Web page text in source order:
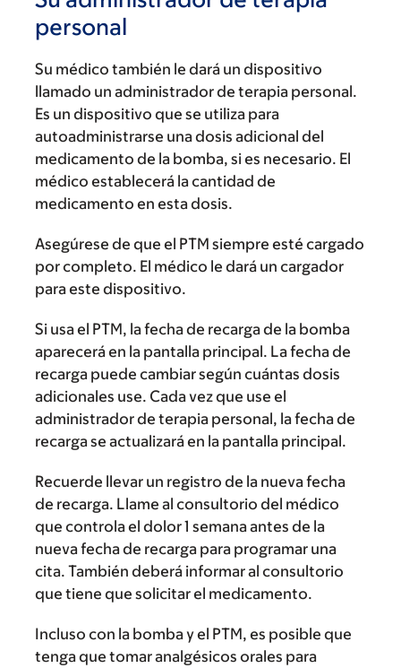
personal
Su médico también le dará un dispositivo
llamado un administrador de terapia personal.
Es un dispositivo que se utiliza para
autoadministrarse una dosis adicional del
medicamento de la bomba, si es necesario. El
médico establecerá la cantidad de
medicamento en esta dosis.
Asegúrese de que el PTM siempre esté cargado
por completo. El médico le dará un cargador
para este dispositivo.
Si usa el PTM, la fecha de recarga de la bomba
aparecerá en la pantalla principal. La fecha de
recarga puede cambiar según cuántas dosis
adicionales use. Cada vez que use el
administrador de terapia personal, la fecha de
recarga se actualizará en la pantalla principal.
Recuerde llevar un registro de la nueva fecha
de recarga. Llame al consultorio del médico
que controla el dolor 1 semana antes de la
nueva fecha de recarga para programar una
cita. También deberá informar al consultorio
que tiene que solicitar el medicamento.
Incluso con la bomba y el PTM, es posible que
tenga que tomar analgésicos orales para